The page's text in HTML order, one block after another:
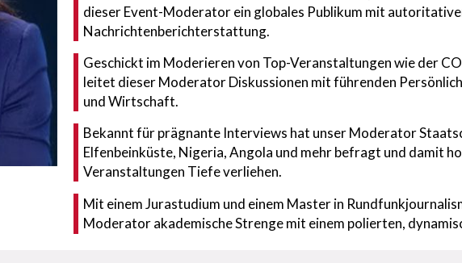
dieser Event-Moderator ein globales Publikum mit
Nachrichtenberichterstattung.
Geschickt im Moderieren von Top-Veranstaltungen wie der
leitet dieser Moderator Diskussionen mit führenden
und Wirtschaft.
Bekannt für prägnante Interviews hat unser Moderator
Elfenbeinküste, Nigeria, Angola und mehr befragt und damit
Veranstaltungen Tiefe verliehen.
Mit einem Jurastudium und einem Master in
Moderator akademische Strenge mit einem polierten,